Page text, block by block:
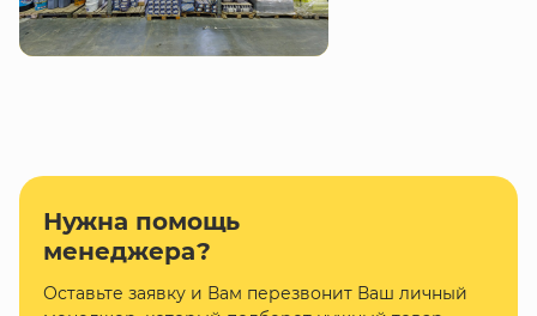
Нужна помощь
менеджера?
Оставьте заявку и Вам перезвонит Ваш личный